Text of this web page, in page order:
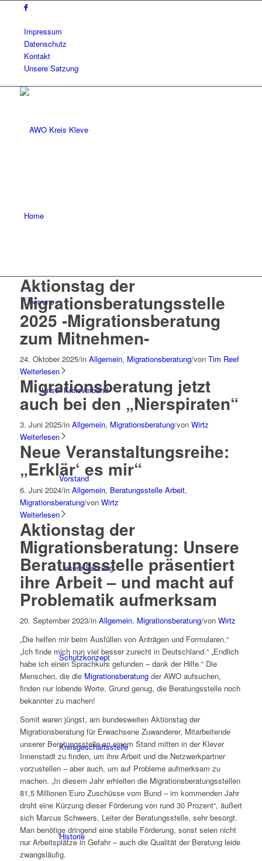
Impressum
Datenschutz
Kontakt
Unsere Satzung
Home
Über uns
Unser Kreisverband
Vorstand
Unsere Satzung
Schutzkonzept
Kreisgeschäftsstelle
Historie
Aktionstag der
Migrationsberatungsstelle
2025 -Migrationsberatung
zum Mitnehmen-
24. Oktober 2025/in Allgemein, Migrationsberatung/von Tim Reef
Weiterlesen
Migrationsberatung jetzt
auch bei den „Nierspiraten“
3. Juni 2025/in Allgemein, Migrationsberatung/von Wirtz
Weiterlesen
Neue Veranstaltungsreihe:
„Erklär‘ es mir“
6. Juni 2024/in Allgemein, Beratungsstelle Arbeit,
Migrationsberatung/von Wirtz
Weiterlesen
Aktionstag der
Migrationsberatung: Unsere
Beratungsstelle präsentiert
ihre Arbeit – und macht auf
Problematik aufmerksam
20. September 2023/in Allgemein, Migrationsberatung/von Wirtz
„Die helfen mir beim Ausfüllen von Anträgen und Formularen.“
„Ich finde mich nun viel besser zurecht in Deutschland.“ „Endlich
habe ich einen Sprachkurs gefunden – dank der Hilfe.“ Die
Menschen, die die Migrationsberatungder AWO aufsuchen,
finden nur lobende Worte. Grund genug, die Beratungsstelle noch
bekannter zu machen!
Somit waren jüngst, am bundesweiten Aktionstag der
Migrationsberatung für Erwachsene Zuwanderer, Mitarbeitende
unserer Beratungsstelle an einem Stand mitten in der Klever
Innenstadt zu finden, um ihre Arbeit und die Netzwerkpartner
vorzustellen – aber auch, um auf Probleme aufmerksam zu
machen. „In diesem Jahr erhielten die Migrationsberatungsstellen
81,5 Millionen Euro Zuschüsse vom Bund – im kommenden Jahr
droht eine Kürzung dieser Förderung von rund 30 Prozent“, äußert
sich Marcus Schweers, Leiter der Beratungsstelle, sehr besorgt.
Man benötige dringend eine stabile Förderung, sonst seien nicht
nur Arbeitsplätze in Gefahr – auch die Qualität der Beratung leide
zwangsläufig.